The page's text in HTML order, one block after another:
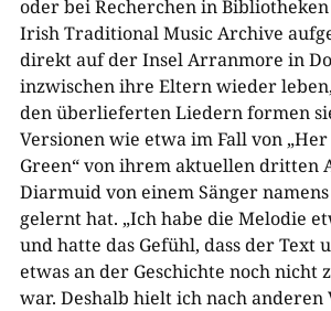
oder bei Recherchen in
Irish Traditional Music Archive
direkt auf der Insel Arranmore in
inzwischen ihre Eltern wieder
den überlieferten Liedern formen
Versionen wie etwa im Fall von
Green“ von ihrem aktuellen dritten
Diarmuid von einem Sänger namens
gelernt hat. „Ich habe die Melodie
und hatte das Gefühl, dass der Text
etwas an der Geschichte noch nicht
war. Deshalb hielt ich nach anderen